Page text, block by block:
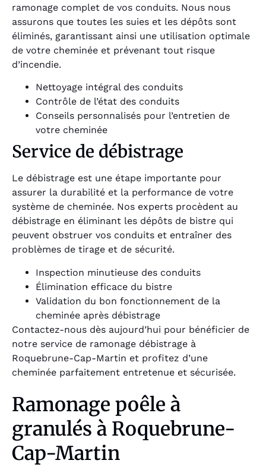
ramonage complet de vos conduits. Nous nous
assurons que toutes les suies et les dépôts sont
éliminés, garantissant ainsi une utilisation optimale
de votre cheminée et prévenant tout risque
d’incendie.
Nettoyage intégral des conduits
Contrôle de l’état des conduits
Conseils personnalisés pour l’entretien de
votre cheminée
Service de débistrage
Le débistrage est une étape importante pour
assurer la durabilité et la performance de votre
système de cheminée. Nos experts procèdent au
débistrage en éliminant les dépôts de bistre qui
peuvent obstruer vos conduits et entraîner des
problèmes de tirage et de sécurité.
Inspection minutieuse des conduits
Élimination efficace du bistre
Validation du bon fonctionnement de la
cheminée après débistrage
Contactez-nous dès aujourd’hui pour bénéficier de
notre service de ramonage débistrage à
Roquebrune-Cap-Martin et profitez d’une
cheminée parfaitement entretenue et sécurisée.
Ramonage poêle à
granulés à Roquebrune-
Cap-Martin